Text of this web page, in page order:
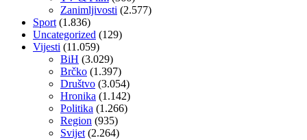
Zanimljivosti (2.577)
Sport (1.836)
Uncategorized (129)
Vijesti (11.059)
BiH (3.029)
Brčko (1.397)
Društvo (3.054)
Hronika (1.142)
Politika (1.266)
Region (935)
Svijet (2.264)